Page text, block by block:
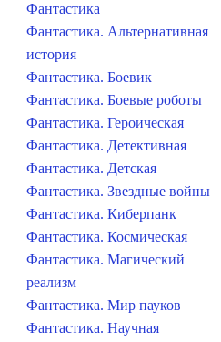
Фантастика
Фантастика. Альтернативная
история
Фантастика. Боевик
Фантастика. Боевые роботы
Фантастика. Героическая
Фантастика. Детективная
Фантастика. Детская
Фантастика. Звездные войны
Фантастика. Киберпанк
Фантастика. Космическая
Фантастика. Магический
реализм
Фантастика. Мир пауков
Фантастика. Научная